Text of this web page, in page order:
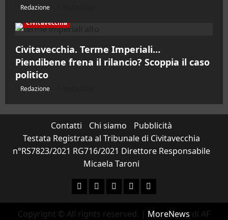
Redazione
Civitavecchia
Civitavecchia. Terme Imperiali…
Piendibene frena il rilancio? Scoppia il caso
politico
Redazione
Contatti Chi siamo
Pubblicità
Testata Registrata al Tribunale di Civitavecchia
n°RS7823/2021 RG716/2021 Direttore Responsabile
Micaela Taroni
FacebookInstagram
YouTubeTwitterEmail
Copyright © All rights reserved. | MoreNews di AF